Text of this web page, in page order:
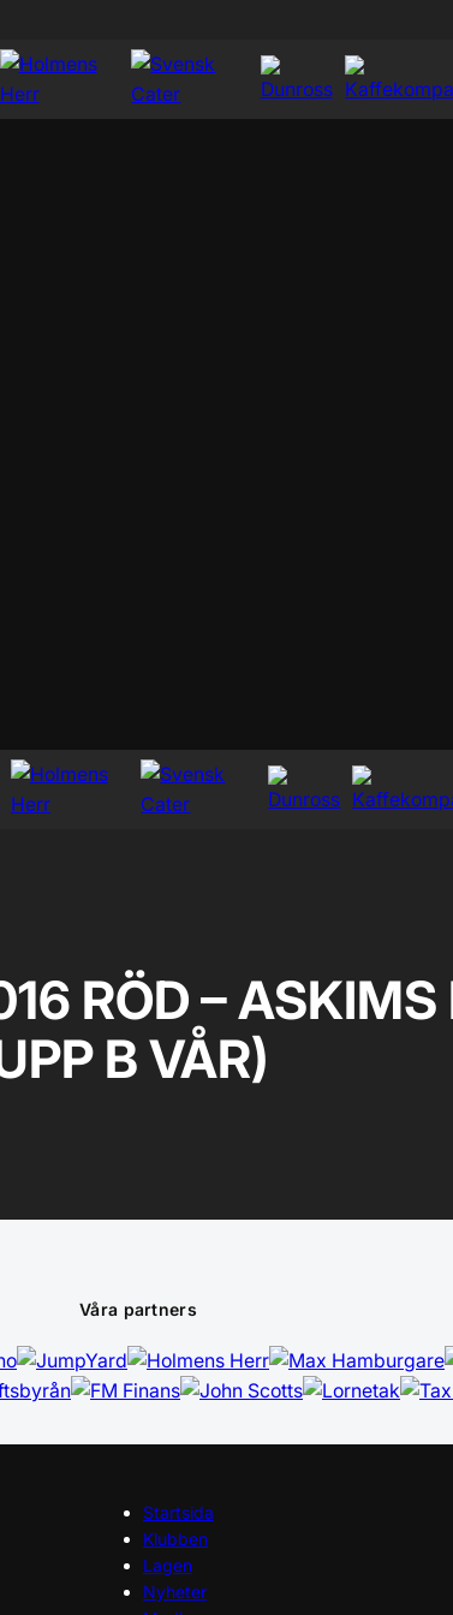
RÖD –
B VÅR)
Våra partners
Startsida
Klubben
Lagen
Nyheter